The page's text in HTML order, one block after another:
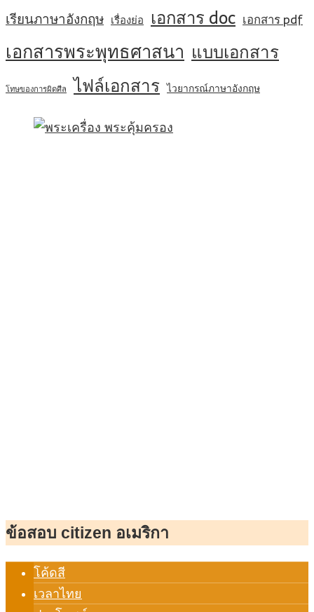
เรียนภาษาอังกฤษ เรื่องย่อ เอกสาร doc เอกสาร pdf
เอกสารพระพุทธศาสนา แบบเอกสาร
โทษของการผิดศีล ไฟล์เอกสาร ไวยากรณ์ภาษาอังกฤษ
ข้อสอบ citizen อเมริกา
โค้ดสี
เวลาไทย